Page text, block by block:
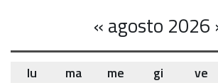
«agosto 2026
lu ma me gi ve